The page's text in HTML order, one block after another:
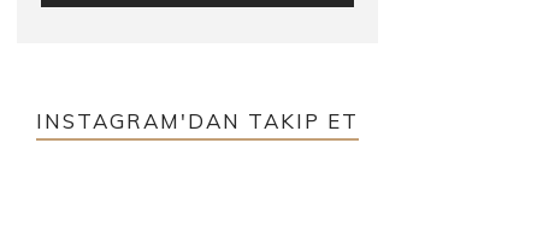
INSTAGRAM'DAN TAKIP ET